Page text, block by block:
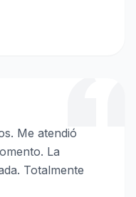
Me atendió
La
Totalmente